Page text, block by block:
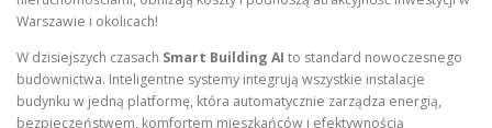
Warszawie i okolicach!
W dzisiejszych czasach Smart Building AI to standard nowoczesnego
budownictwa. Inteligentne systemy integrują wszystkie instalacje
budynku w jedną platformę, która automatycznie zarządza energią,
bezpieczeństwem, komfortem mieszkańców i efektywnością